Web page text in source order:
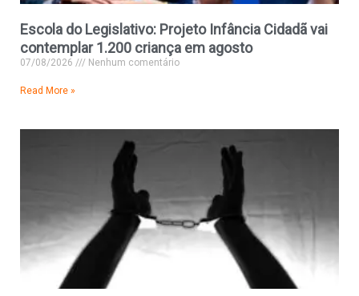
Escola do Legislativo: Projeto Infância Cidadã vai
contemplar 1.200 criança em agosto
07/08/2026 Nenhum comentário
Read More »